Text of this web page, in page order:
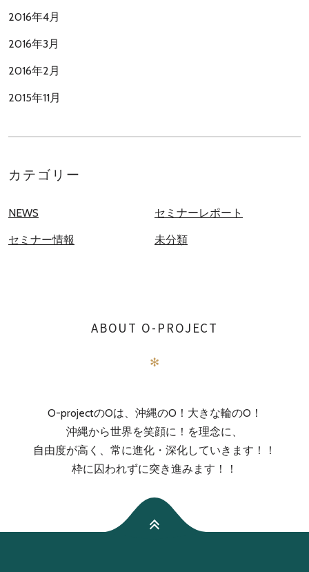
2016年4月
2016年3月
2016年2月
2015年11月
カテゴリー
NEWS セミナーレポート
セミナー情報 未分類
ABOUT O-PROJECT
✻
O-projectのOは、沖縄のO！大きな輪のO！
沖縄から世界を笑顔に！を理念に、
自由度が高く、常に進化・深化していきます！！
枠に囚われずに突き進みます！！